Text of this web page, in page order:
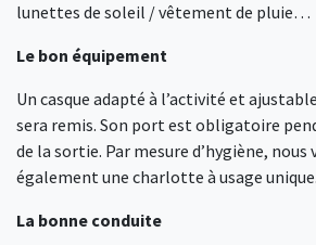
lunettes de soleil / vêtement de pluie…
Le bon équipement
Un casque adapté à l’activité et
sera remis. Son port est obligatoire
de la sortie. Par mesure d’hygiène, nous
également une charlotte à usage unique.
La bonne conduite